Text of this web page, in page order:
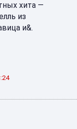
хита —
из
и&.